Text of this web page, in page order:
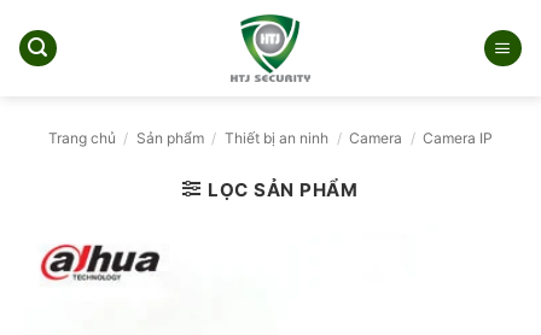
qua
Trang chủ / Sản phẩm / Thiết bị an ninh / Camera / Camera IP
LỌC SẢN PHẨM